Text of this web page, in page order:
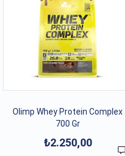
Olimp Whey Protein Complex
700 Gr
₺2.250,00